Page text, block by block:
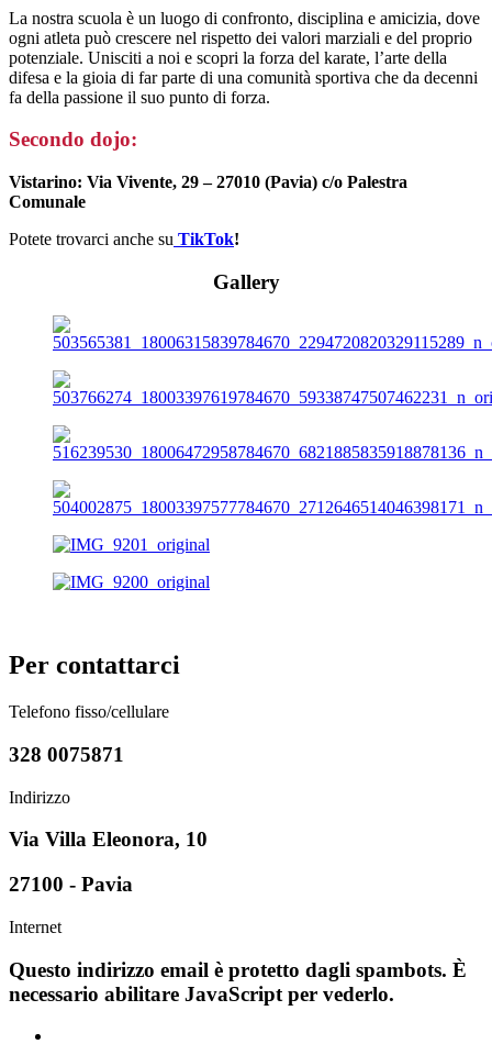
La nostra scuola è un luogo di confronto, disciplina e amicizia, dove
ogni atleta può crescere nel rispetto dei valori marziali e del proprio
potenziale. Unisciti a noi e scopri la forza del karate, l’arte della
difesa e la gioia di far parte di una comunità sportiva che da decenni
fa della passione il suo punto di forza.
Secondo dojo:
Vistarino: Via Vivente, 29 – 27010 (Pavia) c/o Palestra
Comunale
Potete trovarci anche su TikTok!
Gallery
Per contattarci
Telefono fisso/cellulare
328 0075871
Indirizzo
Via Villa Eleonora, 10
27100 - Pavia
Internet
Questo indirizzo email è protetto dagli spambots. È
necessario abilitare JavaScript per vederlo.